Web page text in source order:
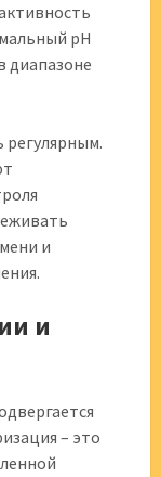
pH
диапазоне
и
и
– это